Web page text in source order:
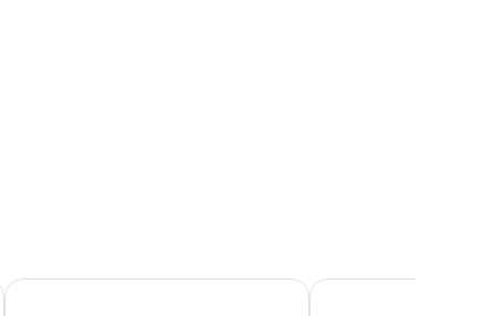
Hotel Alpina Hotel Ferrari